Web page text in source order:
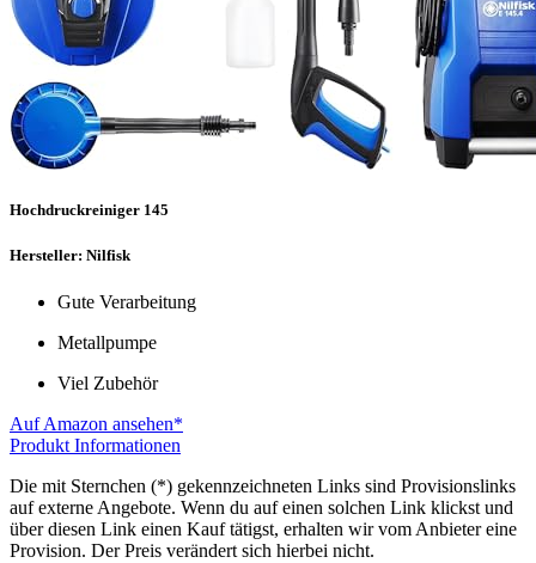
Hochdruckreiniger 145
Hersteller: Nilfisk
Gute Verarbeitung
Metallpumpe
Viel Zubehör
Auf Amazon ansehen*
Produkt Informationen
Die mit Sternchen (*) gekennzeichneten Links sind Provisionslinks
auf externe Angebote. Wenn du auf einen solchen Link klickst und
über diesen Link einen Kauf tätigst, erhalten wir vom Anbieter eine
Provision. Der Preis verändert sich hierbei nicht.